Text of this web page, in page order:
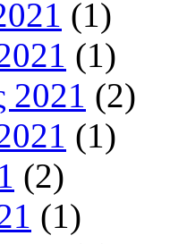
(1)
(1)
2021 (2)
(1)
(2)
(1)